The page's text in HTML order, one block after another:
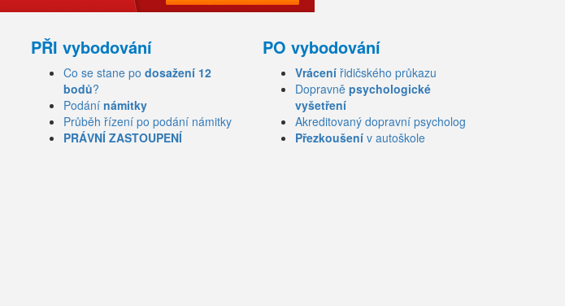
PŘI vybodování
Co se stane po dosažení 12
bodů?
Podání námitky
Průběh řízení po podání námitky
PRÁVNÍ ZASTOUPENÍ
PO vybodování
Vrácení řidičského průkazu
Dopravně psychologické
vyšetření
Akreditovaný dopravní psycholog
Přezkoušení v autoškole